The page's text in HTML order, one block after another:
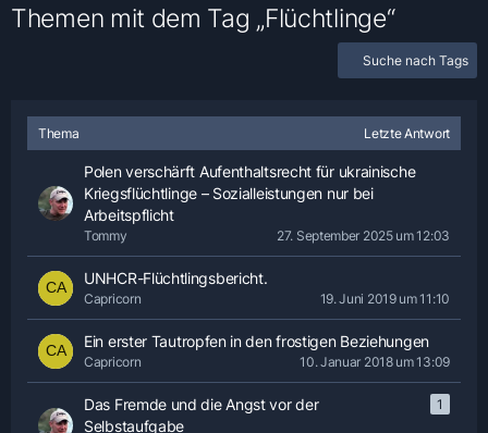
Themen mit dem Tag „Flüchtlinge“
Suche nach Tags
Thema Letzte Antwort
Polen verschärft Aufenthaltsrecht für ukrainische
Kriegsflüchtlinge – Sozialleistungen nur bei
Arbeitspflicht
Tommy 27. September 2025 um 12:03
UNHCR-Flüchtlingsbericht.
Capricorn 19. Juni 2019 um 11:10
Ein erster Tautropfen in den frostigen Beziehungen
Capricorn 10. Januar 2018 um 13:09
Das Fremde und die Angst vor der
Selbstaufgabe
1